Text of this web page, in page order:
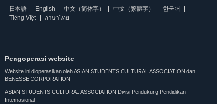
日本語 English 中文（简体字） 中文（繁體字）
한국어
Tiếng Việt
ภาษาไทย
Pengoperasi website
Website ini dioperasikan oleh ASIAN STUDENTS CULTURAL ASSOCIATION dan
BENESSE CORPORATION
ASIAN STUDENTS CULTURAL ASSOCIATION Divisi Pendukung Pendidikan
Internasional